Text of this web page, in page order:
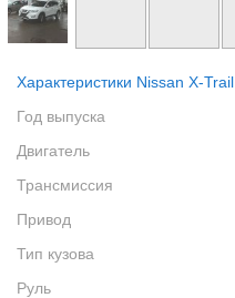
Характеристики Nissan X-Trail
Год выпуска
Двигатель
Трансмиссия
Привод
Тип кузова
Руль